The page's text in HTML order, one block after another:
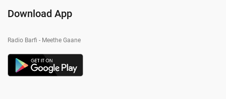
Download App
Radio Barfi - Meethe Gaane